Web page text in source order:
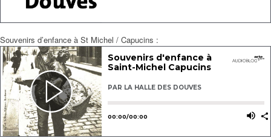
Souvenirs d’enfance à St Michel / Capucins :